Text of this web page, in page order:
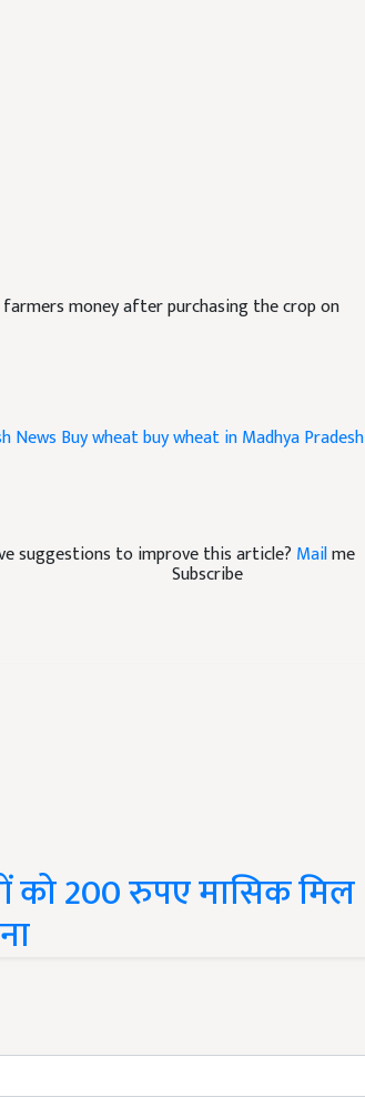
Subscribe
money after purchasing the crop on
News Buy wheatbuy wheat in Madhya Pradesh
suggestions to improve this article? Mailme
को 200 रुपए मासिक मिल